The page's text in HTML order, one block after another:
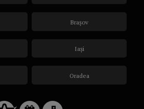
Brașov
Iași
Oradea